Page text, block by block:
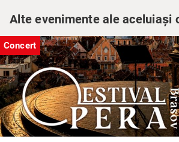
Anda Olimpia Pop
La pian: prof. univ. dr.Verona Maier
Maestru acompaniator:Sena Ducariu
Durata:două ore / Pauză: Da
Alte evenimente ale aceluiași
Concert